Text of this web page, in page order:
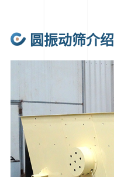
圆振动筛介绍